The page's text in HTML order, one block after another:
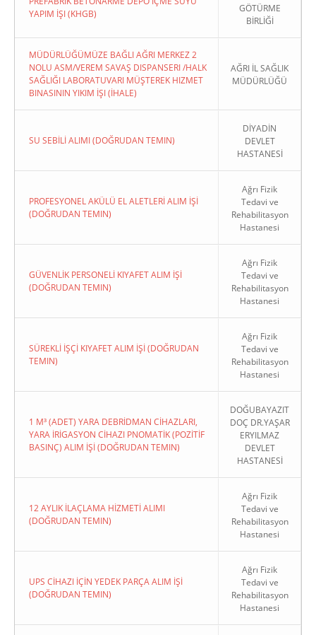
YAPIM İŞI (KHGB)
GÖTÜRME
BİRLİĞİ
MÜDÜRLÜĞÜMÜZE BAĞLI AĞRI MERKEZ 2
NOLU ASM/VEREM SAVAŞ DISPANSERI /HALK
SAĞLIĞI LABORATUVARI MÜŞTEREK HIZMET
BINASININ YIKIM İŞI (İHALE)
AĞRI İL SAĞLIK
MÜDÜRLÜĞÜ
SU SEBİLİ ALIMI (DOĞRUDAN TEMIN)
DİYADİN
DEVLET
HASTANESİ
PROFESYONEL AKÜLÜ EL ALETLERİ ALIM İŞİ
(DOĞRUDAN TEMIN)
Ağrı Fizik
Tedavi ve
Rehabilitasyon
Hastanesi
GÜVENLİK PERSONELİ KIYAFET ALIM İŞİ
(DOĞRUDAN TEMIN)
Ağrı Fizik
Tedavi ve
Rehabilitasyon
Hastanesi
SÜREKLİ İŞÇİ KIYAFET ALIM İŞİ (DOĞRUDAN
TEMIN)
Ağrı Fizik
Tedavi ve
Rehabilitasyon
Hastanesi
1 M³ (ADET) YARA DEBRİDMAN CİHAZLARI,
YARA İRİGASYON CİHAZI PNOMATİK (POZİTİF
BASINÇ) ALIM İŞİ (DOĞRUDAN TEMIN)
DOĞUBAYAZIT
DOÇ DR.YAŞAR
ERYILMAZ
DEVLET
HASTANESİ
12 AYLIK İLAÇLAMA HİZMETİ ALIMI
(DOĞRUDAN TEMIN)
Ağrı Fizik
Tedavi ve
Rehabilitasyon
Hastanesi
UPS CİHAZI İÇİN YEDEK PARÇA ALIM İŞİ
(DOĞRUDAN TEMIN)
Ağrı Fizik
Tedavi ve
Rehabilitasyon
Hastanesi